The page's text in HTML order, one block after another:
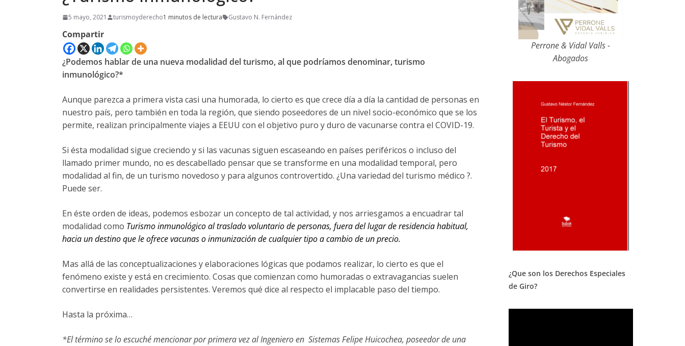
5 mayo, 2021 turismoyderecho1 minutos de lectura Gustavo N. Fernández
Compartir
¿Podemos hablar de una nueva modalidad del turismo, al que podríamos denominar, turismo
inmunológico?*
Aunque parezca a primera vista casi una humorada, lo cierto es que crece día a día la cantidad de personas en
nuestro país, pero también en toda la región, que siendo poseedores de un nivel socio-económico que se los
permite, realizan principalmente viajes a EEUU con el objetivo puro y duro de vacunarse contra el COVID-19.
Si ésta modalidad sigue creciendo y si las vacunas siguen escaseando en países periféricos o incluso del
llamado primer mundo, no es descabellado pensar que se transforme en una modalidad temporal, pero
modalidad al fin, de un turismo novedoso y para algunos controvertido. ¿Una variedad del turismo médico ?.
Puede ser.
En éste orden de ideas, podemos esbozar un concepto de tal actividad, y nos arriesgamos a encuadrar tal
modalidad como Turismo inmunológico al traslado voluntario de personas, fuera del lugar de residencia habitual,
hacia un destino que le ofrece vacunas o inmunización de cualquier tipo a cambio de un precio.
Mas allá de las conceptualizaciones y elaboraciones lógicas que podamos realizar, lo cierto es que el
fenómeno existe y está en crecimiento. Cosas que comienzan como humoradas o extravagancias suelen
convertirse en realidades persistentes. Veremos qué dice al respecto el implacable paso del tiempo.
Hasta la próxima…
*El término se lo escuché mencionar por primera vez al Ingeniero en Sistemas Felipe Huicochea, poseedor de una
Perrone & Vidal Valls -
Abogados
¿Que son los Derechos Especiales
de Giro?